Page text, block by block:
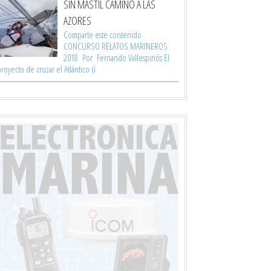
SIN MÁSTIL CAMINO A LAS
AZORES
Comparte este contenido
CONCURSO RELATOS MARINEROS
2018 Por Fernando Vallespinós El
de cruzar el Atlántico (i